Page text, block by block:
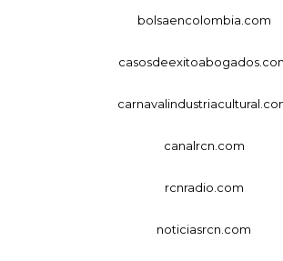
bolsaencolombia.com
canalrcn.com
rcnradio.com
noticiasrcn.com